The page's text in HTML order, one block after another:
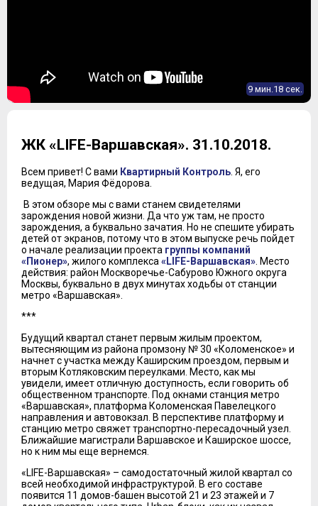
9 мин.18 сек.
ЖК «LIFE-Варшавская». 31.10.2018.
Всем привет! С вами Квартирный Контроль . Я, его
ведущая, Мария Фёдорова.
В этом обзоре мы с вами станем свидетелями
зарождения новой жизни. Да что уж там, не просто
зарождения, а буквально зачатия. Но не спешите убирать
детей от экранов, потому что в этом выпуске речь пойдет
о начале реализации проекта группы компаний
«Пионер», жилого комплекса «LIFE-Варшавская» . Место
действия: район Москворечье-Сабурово Южного округа
Москвы, буквально в двух минутах ходьбы от станции
метро «Варшавская».
***
Будущий квартал станет первым жилым проектом,
вытесняющим из района промзону № 30 «Коломенское» и
начнет с участка между Каширским проездом, первым и
вторым Котляковским переулками. Место, как мы
увидели, имеет отличную доступность, если говорить об
общественном транспорте. Под окнами станция метро
«Варшавская», платформа Коломенская Павелецкого
направления и автовокзал. В перспективе платформу и
станцию метро свяжет транспортно-пересадочный узел.
Ближайшие магистрали Варшавское и Каширское шоссе,
но к ним мы еще вернемся.
«LIFE-Варшавская» – самодостаточный жилой квартал со
всей необходимой инфраструктурой. В его составе
появится 11 домов-башен высотой 21 и 23 этажей и 7